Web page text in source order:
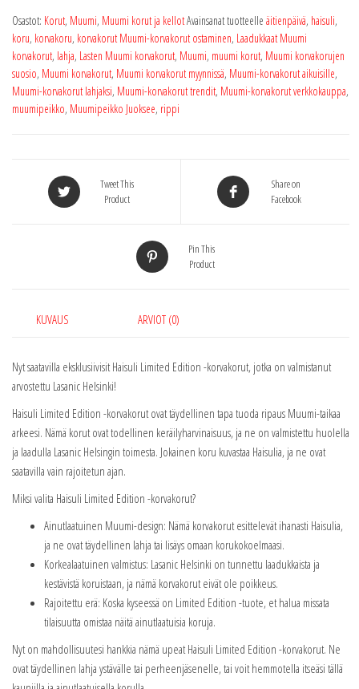
Limited
edition
määrä
Osastot: Korut, Muumi, Muumi korut ja kellotAvainsanat tuotteelle äitienpäivä, haisuli,
koru, korvakoru, korvakorut Muumi-korvakorut ostaminen, Laadukkaat Muumi
korvakorut, lahja, Lasten Muumi korvakorut, Muumi, muumi korut, Muumi korvakorujen
suosio, Muumi korvakorut, Muumi korvakorut myynnissä, Muumi-korvakorut aikuisille,
Muumi-korvakorut lahjaksi, Muumi-korvakorut trendit, Muumi-korvakorut verkkokauppa,
muumipeikko, Muumipeikko Juoksee, rippi
Tweet This
Product
Share on
Facebook
Pin This
Product
KUVAUS ARVIOT (0)
Nyt saatavilla eksklusiivisit Haisuli Limited Edition -korvakorut, jotka on valmistanut
arvostettu Lasanic Helsinki!
Haisuli Limited Edition -korvakorut ovat täydellinen tapa tuoda ripaus Muumi-taikaa
arkeesi. Nämä korut ovat todellinen keräilyharvinaisuus, ja ne on valmistettu huolella
ja laadulla Lasanic Helsingin toimesta. Jokainen koru kuvastaa Haisulia, ja ne ovat
saatavilla vain rajoitetun ajan.
Miksi valita Haisuli Limited Edition -korvakorut?
Ainutlaatuinen Muumi-design: Nämä korvakorut esittelevät ihanasti Haisulia,
ja ne ovat täydellinen lahja tai lisäys omaan korukokoelmaasi.
Korkealaatuinen valmistus: Lasanic Helsinki on tunnettu laadukkaista ja
kestävistä koruistaan, ja nämä korvakorut eivät ole poikkeus.
Rajoitettu erä: Koska kyseessä on Limited Edition -tuote, et halua missata
tilaisuutta omistaa näitä ainutlaatuisia koruja.
Nyt on mahdollisuutesi hankkia nämä upeat Haisuli Limited Edition -korvakorut. Ne
ovat täydellinen lahja ystävälle tai perheenjäsenelle, tai voit hemmotella itseäsi tällä